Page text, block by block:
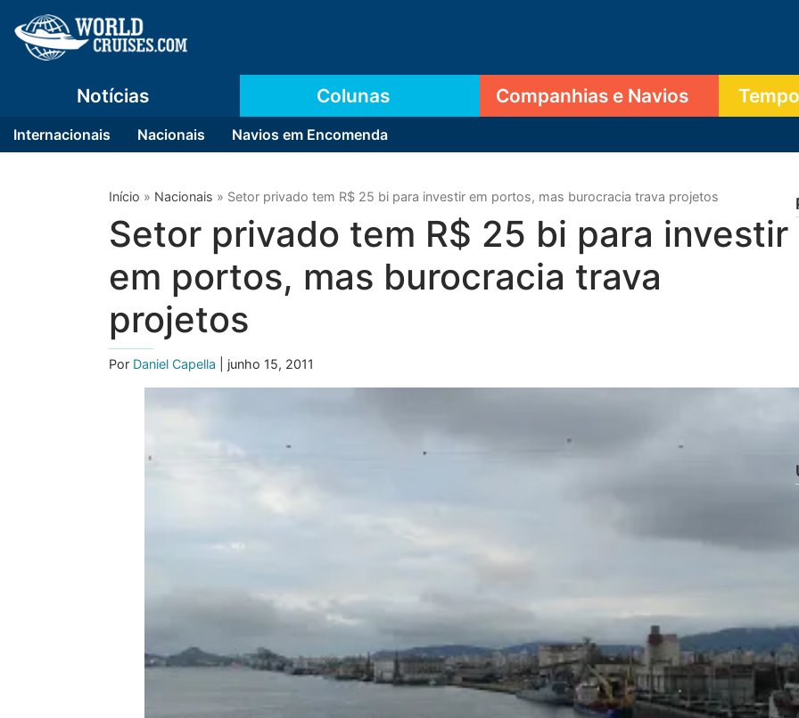
Notícias
Internacionais Nacionais Navios em Encomenda
Colunas Companhias e Navios
Início » Nacionais » Setor privado tem R$ 25 bi para investir em portos, mas burocracia trava projetos
Setor privado tem R$ 25 bi para investir
em portos, mas burocracia trava
projetos
Por Daniel Capella | junho 15, 2011